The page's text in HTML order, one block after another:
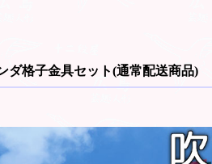
ダ格子金具セット(通常配送商品)